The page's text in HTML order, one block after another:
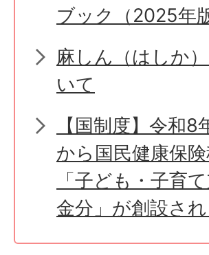
ブック（2025年版
麻しん（はしか
いて
【国制度】令和8
から国民健康保
「子ども・子育
金分」が創設さ